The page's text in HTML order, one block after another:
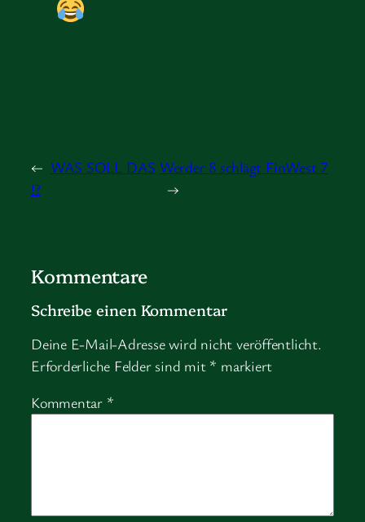
← WAS SOLL DAS
!?
Werder 8 schlägt FinWest 7
→
Kommentare
Schreibe einen Kommentar
Deine E-Mail-Adresse wird nicht veröffentlicht.
Erforderliche Felder sind mit * markiert
Kommentar *